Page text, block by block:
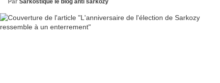
Par Sarkostique le blog anti sarkozy